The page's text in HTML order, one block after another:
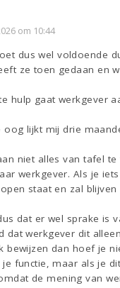
om 10:44
dus wel voldoende
ze toen gedaan en
hulp gaat werkgever
oog lijkt mij drie
niet alles van tafel
werkgever. Als je
staat en zal
dat er wel sprake is
dat werkgever dit
bewijzen dan hoef je
functie, maar als je
de mening van